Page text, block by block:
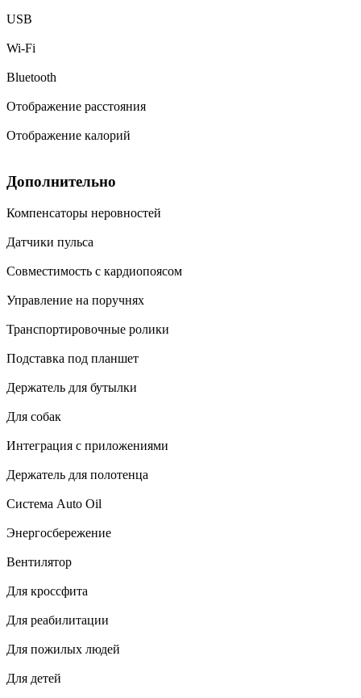
USB
Wi-Fi
Bluetooth
Отображение расстояния
Отображение калорий
Дополнительно
Компенсаторы неровностей
Датчики пульса
Совместимость с кардиопоясом
Управление на поручнях
Транспортировочные ролики
Подставка под планшет
Держатель для бутылки
Для собак
Интеграция с приложениями
Держатель для полотенца
Система Auto Oil
Энергосбережение
Вентилятор
Для кроссфита
Для реабилитации
Для пожилых людей
Для детей